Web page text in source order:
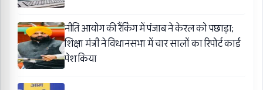
नीति आयोग की रैंकिंग में पंजाब ने केरल को पछाड़ा;
शिक्षा मंत्री ने विधानसभा में चार सालों का रिपोर्ट कार्ड
पेश किया